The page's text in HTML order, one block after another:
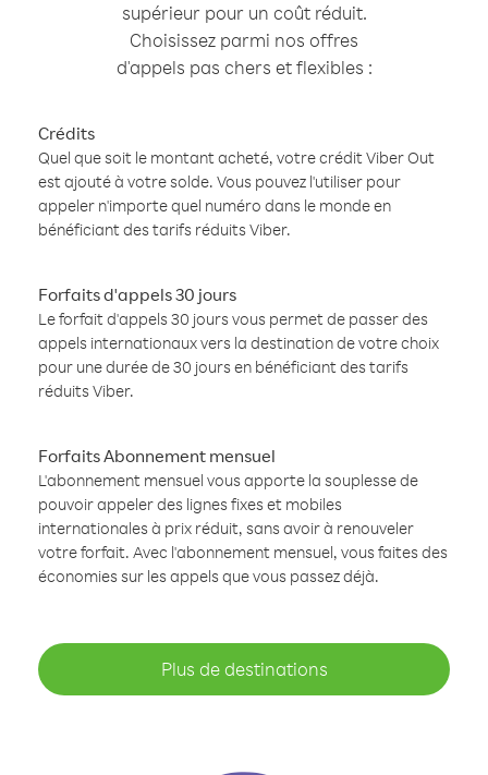
supérieur pour un coût réduit.
Choisissez parmi nos offres
d'appels pas chers et flexibles :
Crédits
Quel que soit le montant acheté, votre crédit Viber Out
est ajouté à votre solde. Vous pouvez l'utiliser pour
appeler n'importe quel numéro dans le monde en
bénéficiant des tarifs réduits Viber.
Forfaits d'appels 30 jours
Le forfait d'appels 30 jours vous permet de passer des
appels internationaux vers la destination de votre choix
pour une durée de 30 jours en bénéficiant des tarifs
réduits Viber.
Forfaits Abonnement mensuel
L'abonnement mensuel vous apporte la souplesse de
pouvoir appeler des lignes fixes et mobiles
internationales à prix réduit, sans avoir à renouveler
votre forfait. Avec l'abonnement mensuel, vous faites des
économies sur les appels que vous passez déjà.
Plus de destinations